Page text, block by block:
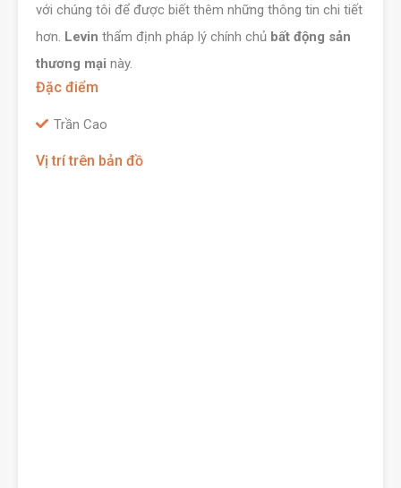
với chúng tôi để được biết thêm những thông tin chi tiết
hơn. Levin thẩm định pháp lý chính chủ bất động sản
thương mại này.
Đặc điểm
Trần Cao
Vị trí trên bản đồ